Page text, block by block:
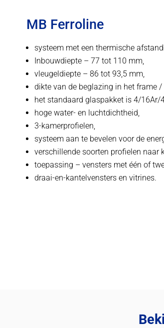
MB Ferroline
systeem met een thermische
Inbouwdiepte – 77 tot 110 mm,
vleugeldiepte – 86 tot 93,5 mm,
dikte van de beglazing in het frame /
het standaard glaspakket is 4/16Ar/
hoge water- en luchtdichtheid,
3-kamerprofielen,
systeem aan te bevelen voor de
verschillende soorten profielen naar
toepassing – vensters met één of
draai-en-kantelvensters en vitrines.